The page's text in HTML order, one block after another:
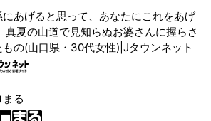
にあげると思って、あなたにこれをあげ
真夏の山道で見知らぬお婆さんに握らさ
もの(山口県・30代女性)|Jタウンネット
る